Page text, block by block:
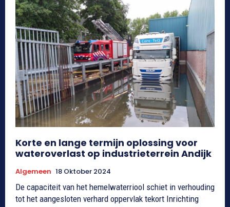
Korte en lange termijn oplossing voor
wateroverlast op industrieterrein Andijk
Algemeen 18 Oktober 2024
De capaciteit van het hemelwaterriool schiet in verhouding
tot het aangesloten verhard oppervlak tekort Inrichting